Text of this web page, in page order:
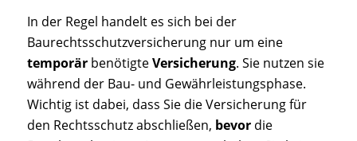
In der Regel handelt es sich bei der
Baurechtsschutzversicherung nur um eine
temporärbenötigteVersicherung. Sie nutzen sie
während der Bau- und Gewährleistungsphase.
Wichtig ist dabei, dass Sie die Versicherung für
den Rechtsschutz abschließen, bevordie